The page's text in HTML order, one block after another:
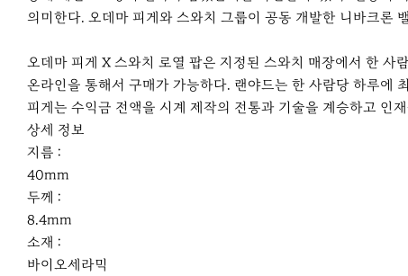
의미한다. 오데마 피게와 스와치 그룹이 공동 개발한 니바크론
오데마 피게 X 스와치 로열 팝은 지정된 스와치 매장에서 한
온라인을 통해서 구매가 가능하다. 랜야드는 한 사람당 하루에
피게는 수익금 전액을 시계 제작의 전통과 기술을 계승하고 인
상세 정보
지름 :
40mm
두께 :
8.4mm
소재 :
바이오세라믹